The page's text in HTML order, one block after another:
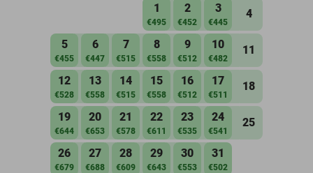
1
€495
2
€452
3
€445
4
5
€455
6
€447
7
€515
8
€558
9
€512
10
€482
11
12
€528
13
€558
14
€515
15
€558
16
€512
17
€511
18
19
€644
20
€653
21
€578
22
€611
23
€535
24
€541
25
26
€679
27
€688
28
€609
29
€643
30
€553
31
€502